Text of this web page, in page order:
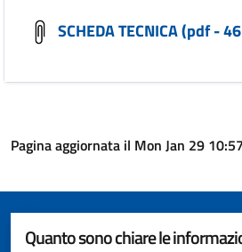
SCHEDA TECNICA (pdf -
Pagina aggiornata il Mon Jan 29
Quanto sono chiare le